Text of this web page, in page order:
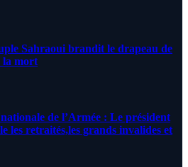
Sahraoui brandit le drapeau de
la mort
de l’Armée : Le président
les retraités,les grands invalides et